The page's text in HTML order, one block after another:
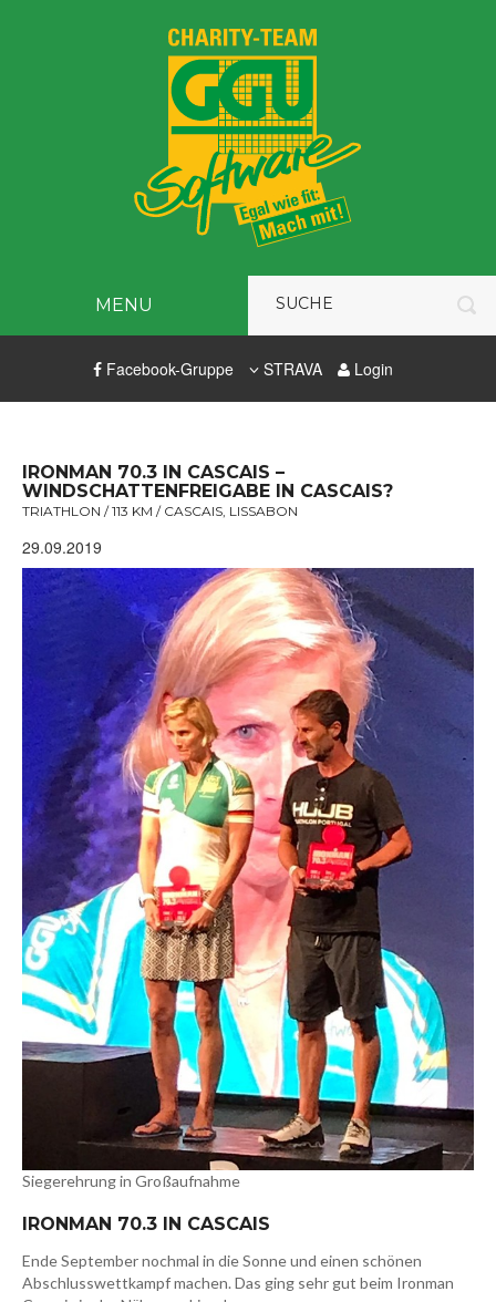
MENU
Facebook-Gruppe STRAVA Login
IRONMAN 70.3 IN CASCAIS –
WINDSCHATTENFREIGABE IN CASCAIS?
TRIATHLON / 113 KM / CASCAIS, LISSABON
29.09.2019
Siegerehrung in Großaufnahme
IRONMAN 70.3 IN CASCAIS
Ende September nochmal in die Sonne und einen schönen
Abschlusswettkampf machen. Das ging sehr gut beim Ironman